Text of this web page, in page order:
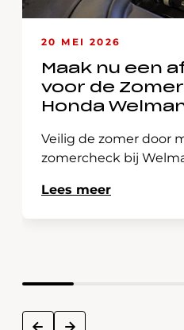
20 MEI 2026
Maak nu een
voor de
Honda
Veilig de zomer door
zomercheck bij
Lees meer
next